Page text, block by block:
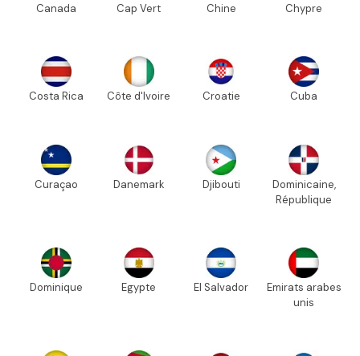
Canada Cap Vert Chine Chypre
Costa Rica Côte d'Ivoire Croatie Cuba
Curaçao Danemark Djibouti
Dominicaine,
République
Dominique Egypte El Salvador
Emirats arabes
unis